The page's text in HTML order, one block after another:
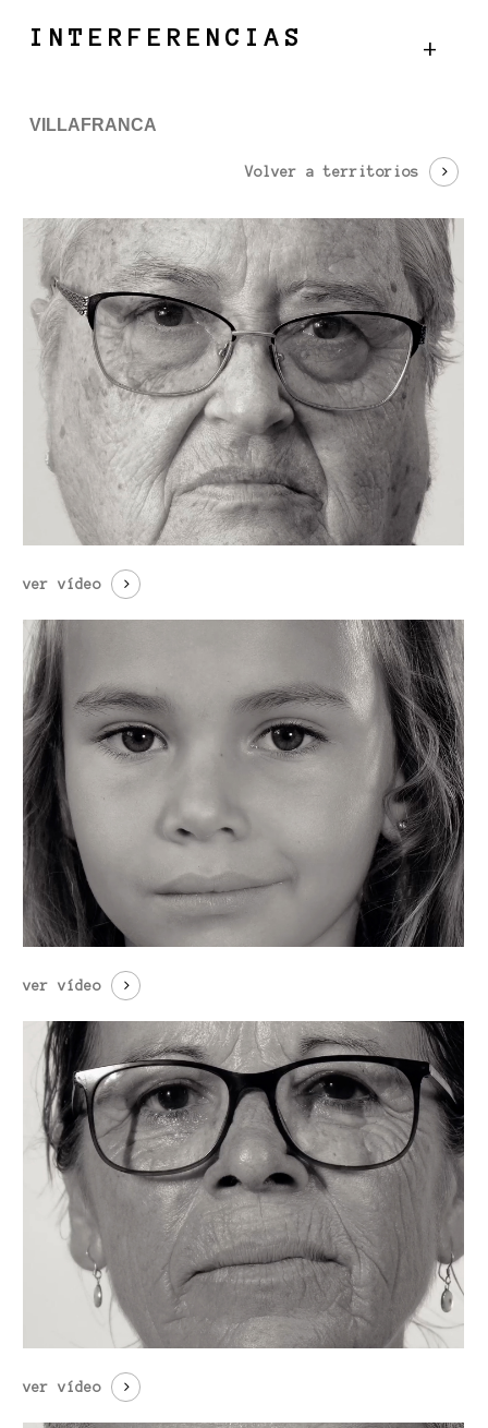
INTERFERENCIAS
VILLAFRANCA
Volver a territorios
ver vídeo
ver vídeo
ver vídeo